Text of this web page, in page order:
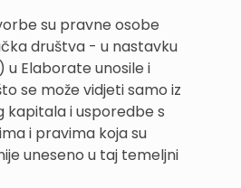
su pravne osobe
društva - u nastavku
u Elaborate unosile i
se može vidjeti samo iz
kapitala i usporedbe s
i pravima koja su
uneseno u taj temeljni